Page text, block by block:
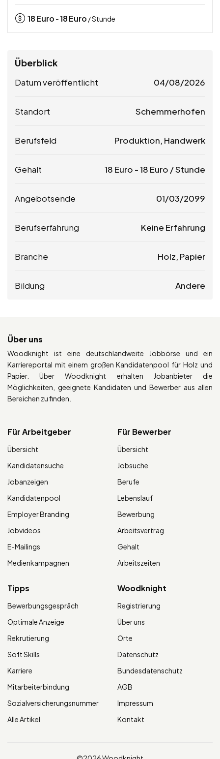
18Euro -18Euro / Stunde
Überblick
Datum veröffentlicht 04/08/2026
Standort Schemmerhofen
Berufsfeld Produktion, Handwerk
Gehalt 18 Euro -18 Euro / Stunde
Angebotsende 01/03/2099
Berufserfahrung Keine Erfahrung
Branche Holz, Papier
Bildung Andere
Über uns
Woodknight ist eine deutschlandweite Jobbörse und ein
Karriereportal mit einem großen Kandidatenpool für Holz und
Papier. Über Woodknight erhalten Jobanbieter die
Möglichkeiten, geeignete Kandidaten und Bewerber aus allen
Bereichen zu finden.
Für Arbeitgeber
Übersicht
Kandidatensuche
Jobanzeigen
Kandidatenpool
Employer Branding
Jobvideos
E-Mailings
Medienkampagnen
Für Bewerber
Übersicht
Jobsuche
Berufe
Lebenslauf
Bewerbung
Arbeitsvertrag
Gehalt
Arbeitszeiten
Tipps
Bewerbungsgespräch
Optimale Anzeige
Rekrutierung
Soft Skills
Karriere
Mitarbeiterbindung
Sozialversicherungsnummer
Alle Artikel
Woodknight
Registrierung
Über uns
Orte
Datenschutz
Bundesdatenschutz
AGB
Impressum
Kontakt